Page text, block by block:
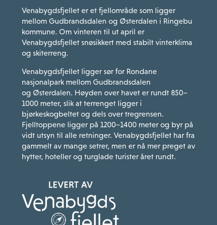
Venabygdsfjellet er et fjellområde som ligger
mellom Gudbrandsdalen og Østerdalen i Ringebu
kommune. Om vinteren til ut april er
Venabygdsfjellet snøsikkert med stabilt vinterklima
og skiterreng.
Venabygdsfjellet ligger sør for Rondane
nasjonalpark mellom Gudbrandsdalen
og Østerdalen. Høyden over havet er rundt 850–
1000 meter, slik at terrenget ligger i
bjørkeskogbeltet og dels over tregrensen.
Fjelltoppene ligger på 1200–1400 meter og byr på
vidt utsyn til alle retninger. Venabygdsfjellet har fra
gammelt av mange setrer, men er nå mer preget av
hytter, hoteller og turglade turister året rundt.